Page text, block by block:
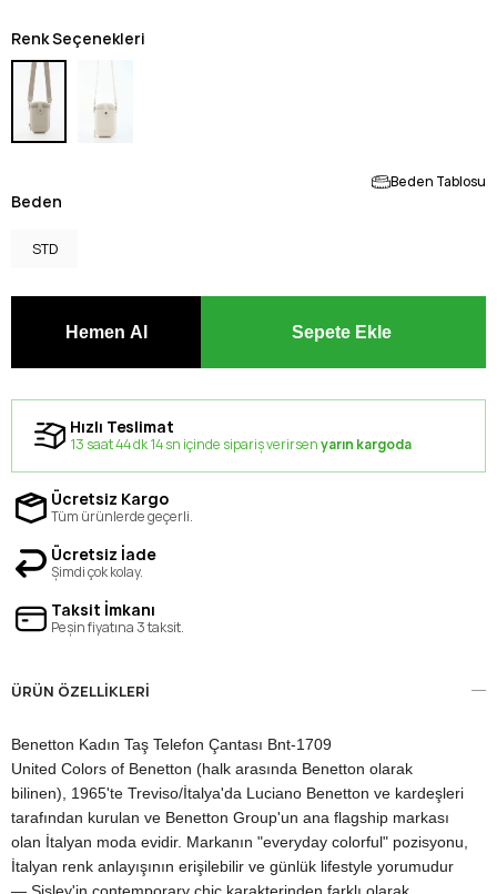
Renk Seçenekleri
Beden Tablosu
Beden
STD
Hızlı Teslimat
13 saat 44 dk 13 sn içinde sipariş verirsenyarın kargoda
Ücretsiz Kargo
Tüm ürünlerde geçerli.
Ücretsiz İade
Şimdi çok kolay.
Taksit İmkanı
Peşin fiyatına 3 taksit.
ÜRÜN ÖZELLIKLERI
Benetton Kadın Taş Telefon Çantası Bnt-1709
United Colors of Benetton (halk arasında Benetton olarak
bilinen), 1965'te Treviso/İtalya'da Luciano Benetton ve kardeşleri
tarafından kurulan ve Benetton Group'un ana flagship markası
olan İtalyan moda evidir. Markanın "everyday colorful" pozisyonu,
İtalyan renk anlayışının erişilebilir ve günlük lifestyle yorumudur